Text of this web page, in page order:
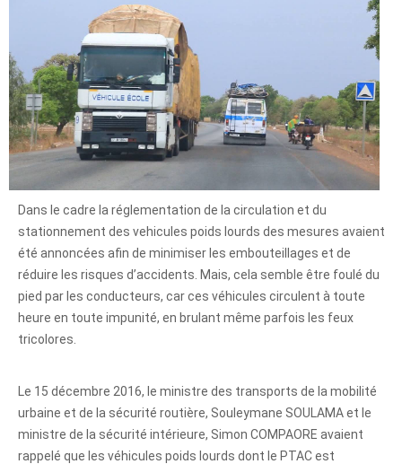
Dans le cadre la réglementation de la circulation et du
stationnement des vehicules poids lourds des mesures avaient
été annoncées afin de minimiser les embouteillages et de
réduire les risques d’accidents. Mais, cela semble être foulé du
pied par les conducteurs, car ces véhicules circulent à toute
heure en toute impunité, en brulant même parfois les feux
tricolores.
Le 15 décembre 2016, le ministre des transports de la mobilité
urbaine et de la sécurité routière, Souleymane SOULAMA et le
ministre de la sécurité intérieure, Simon COMPAORE avaient
rappelé que les véhicules poids lourds dont le PTAC est